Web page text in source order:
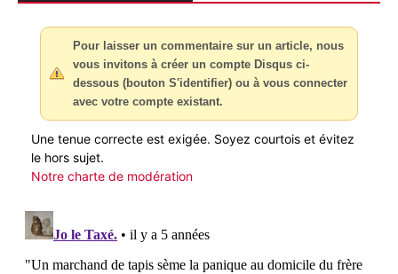
Pour laisser un commentaire sur un article, nous
vous invitons à créer un compte Disqus ci-
dessous (bouton S'identifier) ou à vous connecter
avec votre compte existant.
Une tenue correcte est exigée. Soyez courtois et évitez
le hors sujet.
Notre charte de modération